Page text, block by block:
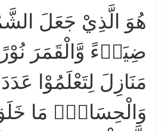
هُوَ الَّذِيْ جَعَلَ
ضِيَاۤءً وَّالْقَمَرَ
مَنَازِلَ لِتَعْلَمُوْا
وَالْحِسَابَۗ مَا